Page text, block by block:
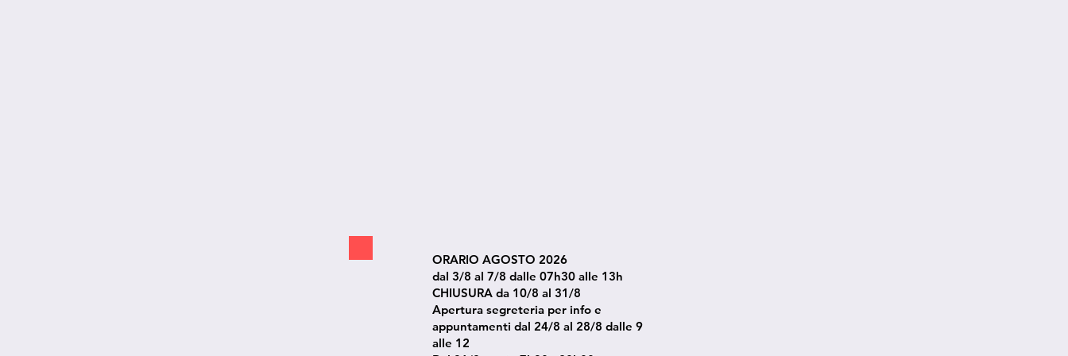
ORARIO AGOSTO 2026
dal 3/8 al 7/8 dalle 07h30 alle 13h
CHIUSURA da 10/8 al 31/8
Apertura segreteria per info e
appuntamenti dal 24/8 al 28/8 dalle 9
alle 12